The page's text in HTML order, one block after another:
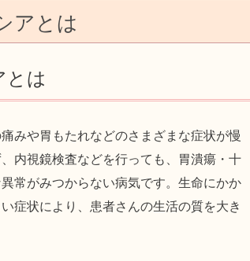
アとは
とは
みや胃もたれなどのさまざまな症状が慢
内視鏡検査などを行っても、胃潰瘍・十
常がみつからない病気です。生命にかか
症状により、患者さんの生活の質を大き